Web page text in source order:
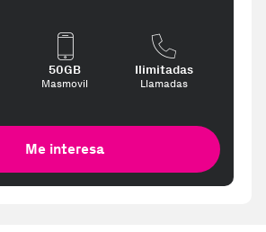
50GB
Masmovil
Ilimitadas
Llamadas
Me interesa